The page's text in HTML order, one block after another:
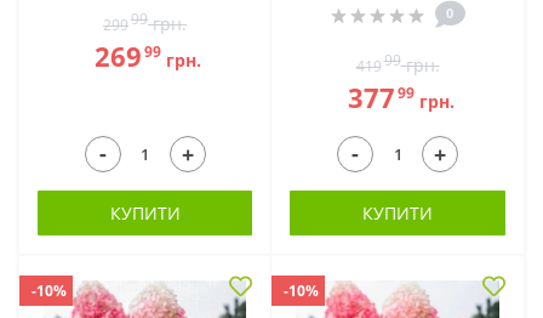
29999грн.
26999 грн.
- +
КУПИТИ
0
41999грн.
37799грн.
- +
КУПИТИ
-10% -10%